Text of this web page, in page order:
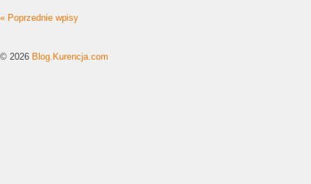
« Poprzednie wpisy
© 2026 Blog.Kurencja.com